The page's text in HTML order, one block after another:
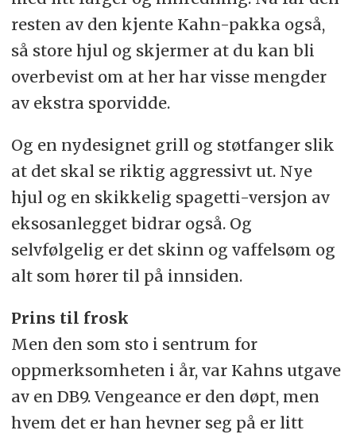
resten av den kjente Kahn-pakka også,
så store hjul og skjermer at du kan bli
overbevist om at her har visse mengder
av ekstra sporvidde.
Og en nydesignet grill og støtfanger slik
at det skal se riktig aggressivt ut. Nye
hjul og en skikkelig spagetti-versjon av
eksosanlegget bidrar også. Og
selvfølgelig er det skinn og vaffelsøm og
alt som hører til på innsiden.
Prins til frosk
Men den som sto i sentrum for
oppmerksomheten i år, var Kahns utgave
av en DB9. Vengeance er den døpt, men
hvem det er han hevner seg på er litt